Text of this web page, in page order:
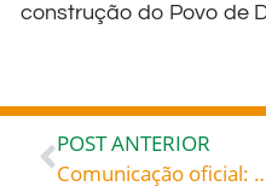
construção do Povo de
POST ANTERIOR
Comunicação oficial: Transferências